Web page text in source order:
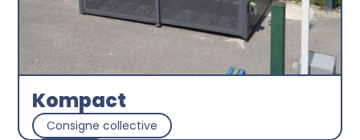
Kompact
Consigne collective